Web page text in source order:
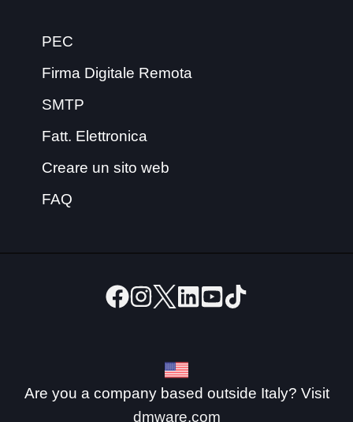
PEC
Firma Digitale Remota
SMTP
Fatt. Elettronica
Creare un sito web
FAQ
Are you a company based outside Italy? Visit
dmware.com